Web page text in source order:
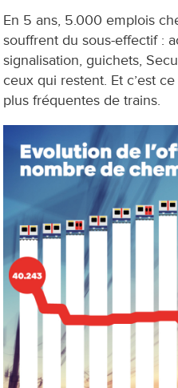
En 5 ans, 5.000 emplois
souffrent du sous-effectif :
signalisation, guichets,
ceux qui restent. Et c’est
plus fréquentes de trains.